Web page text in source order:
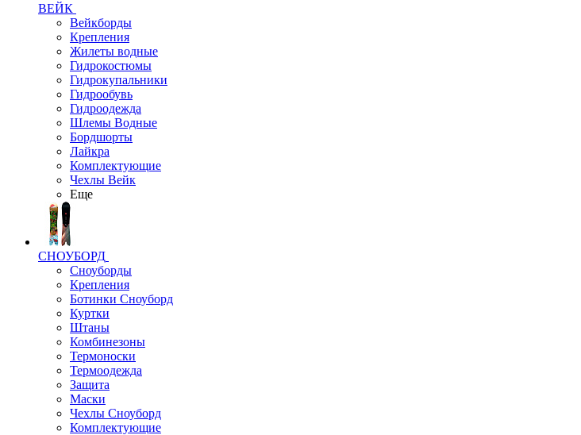
ВЕЙК
Вейкборды
Крепления
Жилеты водные
Гидрокостюмы
Гидрокупальники
Гидрообувь
Гидроодежда
Шлемы Водные
Бордшорты
Лайкра
Комплектующие
Чехлы Вейк
Еще
СНОУБОРД
Сноуборды
Крепления
Ботинки Сноуборд
Куртки
Штаны
Комбинезоны
Термоноски
Термоодежда
Защита
Маски
Чехлы Сноуборд
Комплектующие